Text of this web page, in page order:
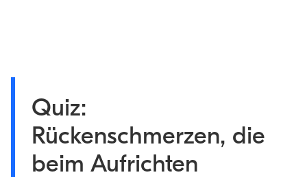
Quiz:
Rückenschmerzen, die
beim Aufrichten